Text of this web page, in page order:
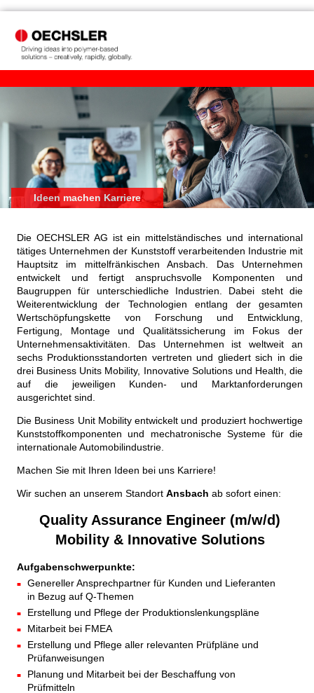
Ideen machen Karriere
Die OECHSLER AG ist ein mittelständisches und international
tätiges Unternehmen der Kunststoff verarbeitenden Industrie mit
Hauptsitz im mittelfränkischen Ansbach. Das Unternehmen
entwickelt und fertigt anspruchsvolle Komponenten und
Baugruppen für unterschiedliche Industrien. Dabei steht die
Weiterentwicklung der Technologien entlang der gesamten
Wertschöpfungskette von Forschung und Entwicklung,
Fertigung, Montage und Qualitätssicherung im Fokus der
Unternehmensaktivitäten. Das Unternehmen ist weltweit an
sechs Produktionsstandorten vertreten und gliedert sich in die
drei Business Units Mobility, Innovative Solutions und Health, die
auf die jeweiligen Kunden- und Marktanforderungen
ausgerichtet sind.
Die Business Unit Mobility entwickelt und produziert hochwertige
Kunststoffkomponenten und mechatronische Systeme für die
internationale Automobilindustrie.
Machen Sie mit Ihren Ideen bei uns Karriere!
Wir suchen an unserem Standort Ansbach ab sofort einen:
Quality Assurance Engineer (m/w/d)
Mobility & Innovative Solutions
Aufgabenschwerpunkte:
Genereller Ansprechpartner für Kunden und Lieferanten
in Bezug auf Q-Themen
Erstellung und Pflege der Produktionslenkungspläne
Mitarbeit bei FMEA
Erstellung und Pflege aller relevanten Prüfpläne und
Prüfanweisungen
Planung und Mitarbeit bei der Beschaffung von
Prüfmitteln